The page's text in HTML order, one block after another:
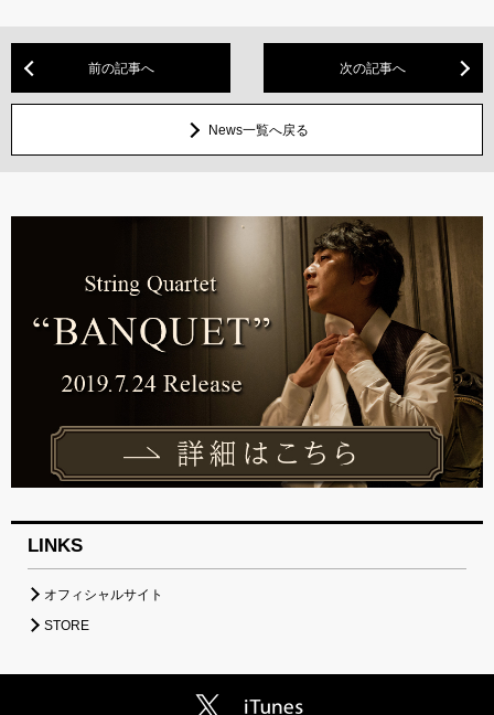
前の記事へ 次の記事へ
News一覧へ戻る
LINKS
オフィシャルサイト
STORE